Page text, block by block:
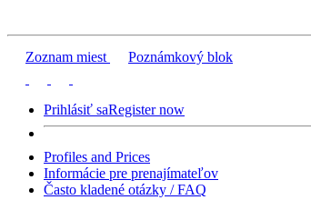
Zoznam miest Poznámkový blok
Prihlásiť saRegister now
Profiles and Prices
Informácie pre prenajímateľov
Často kladené otázky / FAQ